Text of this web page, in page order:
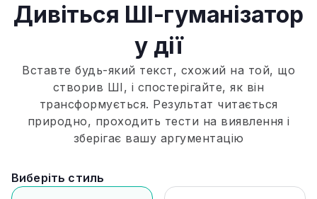
Дивіться ШІ-гуманізатор
у дії
Вставте будь-який текст, схожий на той, що
створив ШІ, і спостерігайте, як він
трансформується. Результат читається
природно, проходить тести на виявлення і
зберігає вашу аргументацію
Виберіть стиль